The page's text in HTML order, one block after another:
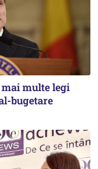
multe legi
bugetare